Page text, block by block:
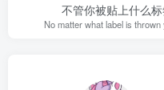
不管你被贴上什么
No matter what label is